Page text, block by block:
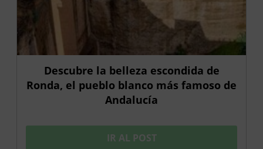
Descubre la belleza escondida de
Ronda, el pueblo blanco más famoso de
Andalucía
IR AL POST